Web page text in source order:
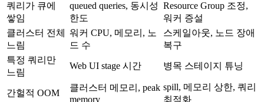
쿼리가 큐에
쌓임
queued queries, 동시성
한도
Resource Group 조정,
워커 증설
클러스터 전체
느림
워커 CPU, 메모리, 노
드 수
스케일아웃, 노드 장애
복구
특정 쿼리만
느림
Web UI stage 시간 병목 스테이지 튜닝
간헐적 OOM
클러스터 메모리, peak
memory
spill, 메모리 상한, 쿼리
최적화